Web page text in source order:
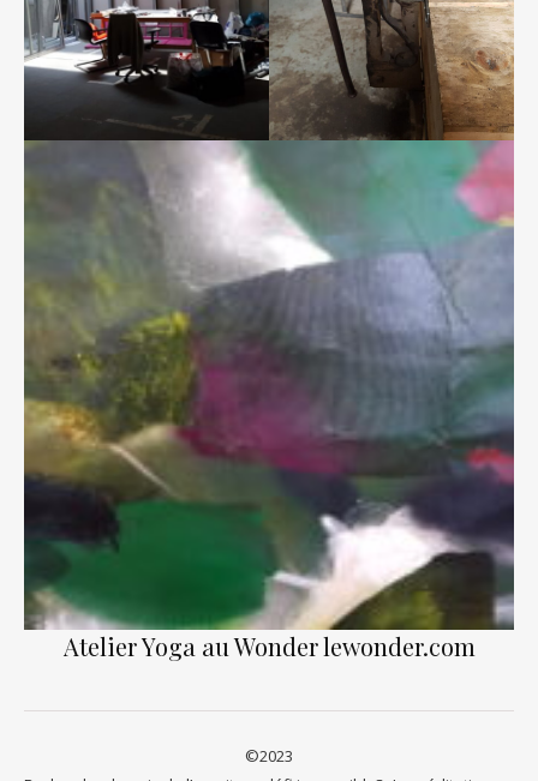
Atelier Yoga au Wonder lewonder.com
©2023